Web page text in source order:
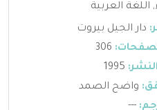
, اللغة العربية
دار الجيل بيروت
واضح الصمد
---